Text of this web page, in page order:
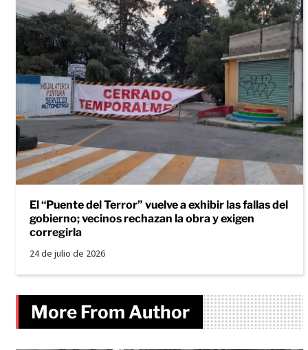
El “Puente del Terror” vuelve a exhibir las fallas del
gobierno; vecinos rechazan la obra y exigen
corregirla
24 de julio de 2026
More From Author